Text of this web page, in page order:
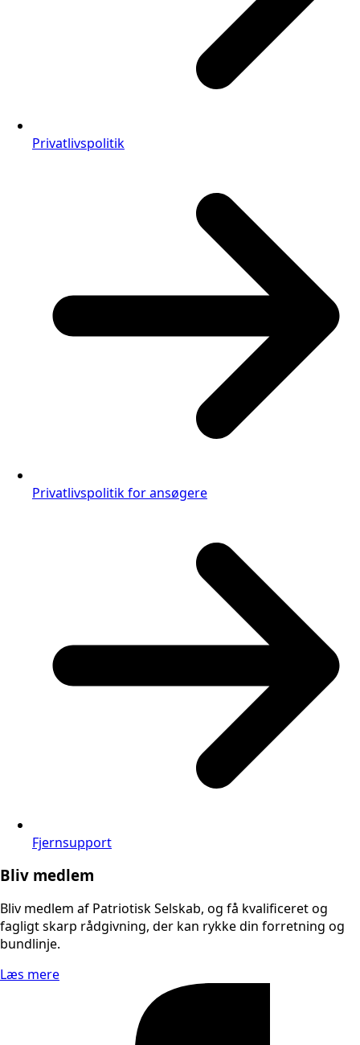
Privatlivspolitik
Privatlivspolitik for ansøgere
Fjernsupport
Bliv medlem
Bliv medlem af Patriotisk Selskab, og få kvalificeret og
fagligt skarp rådgivning, der kan rykke din forretning og
bundlinje.
Læs mere